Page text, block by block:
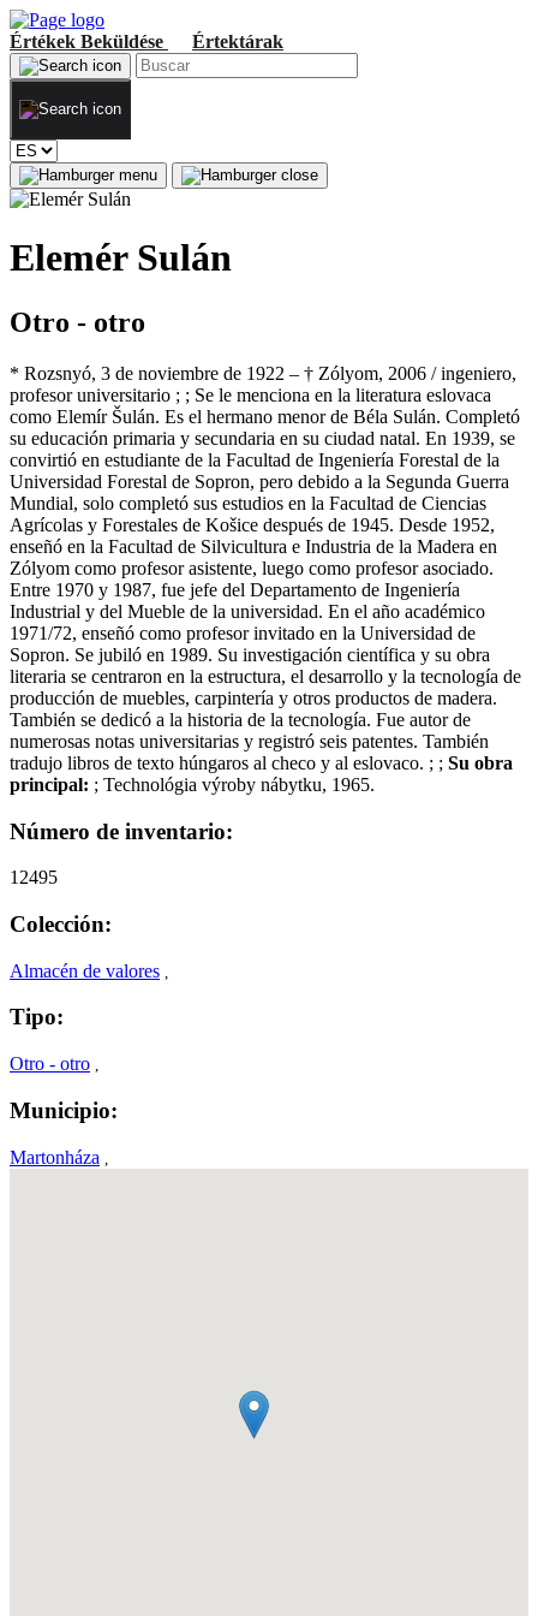
Értékek Beküldése Értektárak
Elemér Sulán
Otro - otro
* Rozsnyó, 3 de noviembre de 1922 – † Zólyom, 2006 / ingeniero,
profesor universitario ; ; Se le menciona en la literatura eslovaca
como Elemír Šulán. Es el hermano menor de Béla Sulán. Completó
su educación primaria y secundaria en su ciudad natal. En 1939, se
convirtió en estudiante de la Facultad de Ingeniería Forestal de la
Universidad Forestal de Sopron, pero debido a la Segunda Guerra
Mundial, solo completó sus estudios en la Facultad de Ciencias
Agrícolas y Forestales de Košice después de 1945. Desde 1952,
enseñó en la Facultad de Silvicultura e Industria de la Madera en
Zólyom como profesor asistente, luego como profesor asociado.
Entre 1970 y 1987, fue jefe del Departamento de Ingeniería
Industrial y del Mueble de la universidad. En el año académico
1971/72, enseñó como profesor invitado en la Universidad de
Sopron. Se jubiló en 1989. Su investigación científica y su obra
literaria se centraron en la estructura, el desarrollo y la tecnología de
producción de muebles, carpintería y otros productos de madera.
También se dedicó a la historia de la tecnología. Fue autor de
numerosas notas universitarias y registró seis patentes. También
tradujo libros de texto húngaros al checo y al eslovaco. ; ; Su obra
principal: ; Technológia výroby nábytku, 1965.
Número de inventario:
12495
Colección:
Almacén de valores
Tipo:
Otro - otro ,
Municipio:
Martonháza